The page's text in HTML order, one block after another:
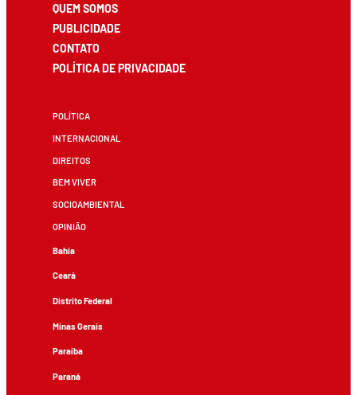
QUEM SOMOS
PUBLICIDADE
CONTATO
POLÍTICA DE PRIVACIDADE
POLÍTICA
INTERNACIONAL
DIREITOS
BEM VIVER
SOCIOAMBIENTAL
OPINIÃO
Bahia
Ceará
Distrito Federal
Minas Gerais
Paraíba
Paraná